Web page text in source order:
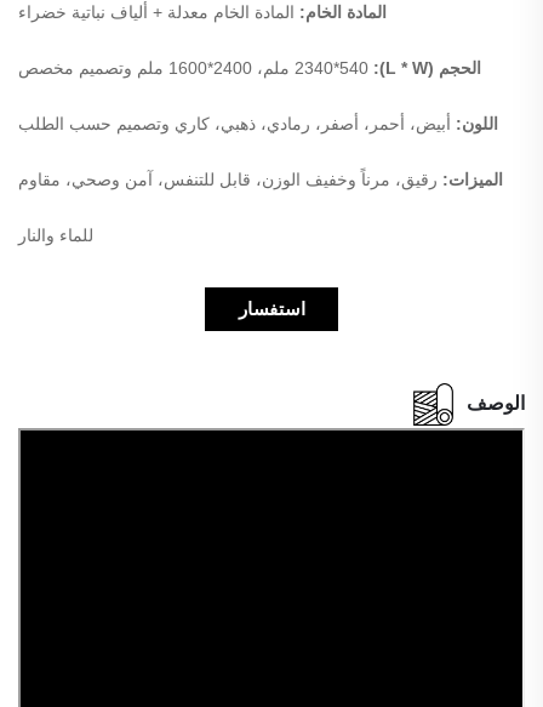
المادة الخام: المادة الخام معدلة + ألياف نباتية خضراء
الحجم (L * W): 2340*540 ملم، 2400*1600 ملم وتصميم مخصص
اللون: أبيض، أحمر، أصفر، رمادي، ذهبي، كاري وتصميم حسب الطلب
الميزات: رقيق، مرناً وخفيف الوزن، قابل للتنفس، آمن وصحي، مقاوم
للماء والنار
استفسار
الوصف